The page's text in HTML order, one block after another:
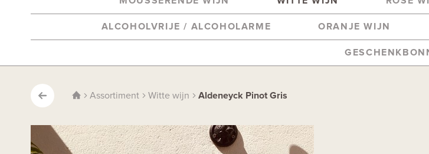
ALCOHOLVRIJE / ALCOHOLARME ORANJE WIJN
Assortiment Witte wijn Aldeneyck Pinot Gris